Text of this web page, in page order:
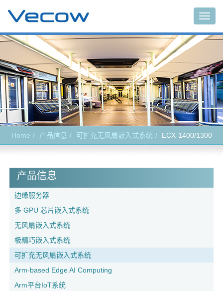
Home 产品信息 可扩充无风扇嵌入式系统 ECX-1400/1300
产品信息
边缘服务器
多 GPU 芯片嵌入式系统
无风扇嵌入式系统
极精巧嵌入式系统
可扩充无风扇嵌入式系统
Arm-based Edge AI Computing
Arm平台IoT系统